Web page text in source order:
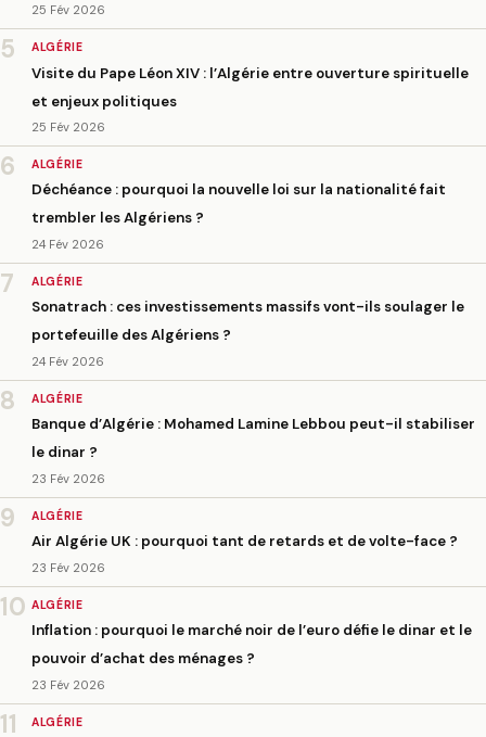
25 Fév 2026
5 ALGÉRIE
Visite du Pape Léon XIV : l’Algérie entre ouverture spirituelle
et enjeux politiques
25 Fév 2026
6 ALGÉRIE
Déchéance : pourquoi la nouvelle loi sur la nationalité fait
trembler les Algériens ?
24 Fév 2026
7 ALGÉRIE
Sonatrach : ces investissements massifs vont-ils soulager le
portefeuille des Algériens ?
24 Fév 2026
8 ALGÉRIE
Banque d’Algérie : Mohamed Lamine Lebbou peut-il stabiliser
le dinar ?
23 Fév 2026
9 ALGÉRIE
Air Algérie UK : pourquoi tant de retards et de volte-face ?
23 Fév 2026
10 ALGÉRIE
Inflation : pourquoi le marché noir de l’euro défie le dinar et le
pouvoir d’achat des ménages ?
23 Fév 2026
11 ALGÉRIE